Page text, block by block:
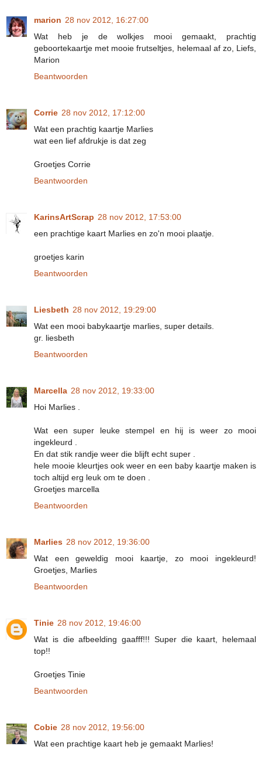
marion 28 nov 2012, 16:27:00
Wat heb je de wolkjes mooi gemaakt, prachtig
geboortekaartje met mooie frutseltjes, helemaal af zo, Liefs,
Marion
Beantwoorden
Corrie 28 nov 2012, 17:12:00
Wat een prachtig kaartje Marlies
wat een lief afdrukje is dat zeg
Groetjes Corrie
Beantwoorden
KarinsArtScrap 28 nov 2012, 17:53:00
een prachtige kaart Marlies en zo'n mooi plaatje.
groetjes karin
Beantwoorden
Liesbeth 28 nov 2012, 19:29:00
Wat een mooi babykaartje marlies, super details.
gr. liesbeth
Beantwoorden
Marcella 28 nov 2012, 19:33:00
Hoi Marlies .
Wat een super leuke stempel en hij is weer zo mooi
ingekleurd .
En dat stik randje weer die blijft echt super .
hele mooie kleurtjes ook weer en een baby kaartje maken is
toch altijd erg leuk om te doen .
Groetjes marcella
Beantwoorden
Marlies 28 nov 2012, 19:36:00
Wat een geweldig mooi kaartje, zo mooi ingekleurd!
Groetjes, Marlies
Beantwoorden
Tinie 28 nov 2012, 19:46:00
Wat is die afbeelding gaafff!!! Super die kaart, helemaal
top!!
Groetjes Tinie
Beantwoorden
Cobie 28 nov 2012, 19:56:00
Wat een prachtige kaart heb je gemaakt Marlies!